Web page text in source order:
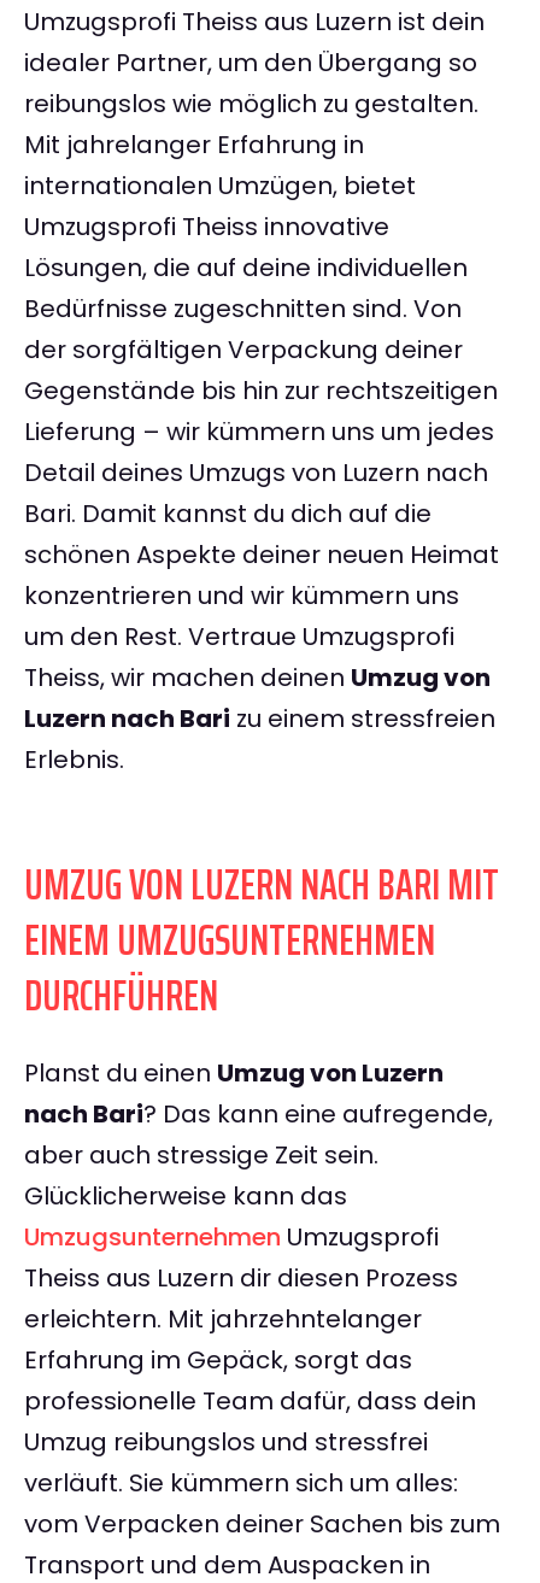
Umzugsprofi Theiss aus Luzern ist dein
idealer Partner, um den Übergang so
reibungslos wie möglich zu gestalten.
Mit jahrelanger Erfahrung in
internationalen Umzügen, bietet
Umzugsprofi Theiss innovative
Lösungen, die auf deine individuellen
Bedürfnisse zugeschnitten sind. Von
der sorgfältigen Verpackung deiner
Gegenstände bis hin zur rechtszeitigen
Lieferung – wir kümmern uns um jedes
Detail deines Umzugs von Luzern nach
Bari. Damit kannst du dich auf die
schönen Aspekte deiner neuen Heimat
konzentrieren und wir kümmern uns
um den Rest. Vertraue Umzugsprofi
Theiss, wir machen deinen Umzug von
Luzern nach Bari zu einem stressfreien
Erlebnis.
UMZUG VON LUZERN NACH BARI MIT
EINEM UMZUGSUNTERNEHMEN
DURCHFÜHREN
Planst du einen Umzug von Luzern
nach Bari? Das kann eine aufregende,
aber auch stressige Zeit sein.
Glücklicherweise kann das
Umzugsunternehmen Umzugsprofi
Theiss aus Luzern dir diesen Prozess
erleichtern. Mit jahrzehntelanger
Erfahrung im Gepäck, sorgt das
professionelle Team dafür, dass dein
Umzug reibungslos und stressfrei
verläuft. Sie kümmern sich um alles:
vom Verpacken deiner Sachen bis zum
Transport und dem Auspacken in